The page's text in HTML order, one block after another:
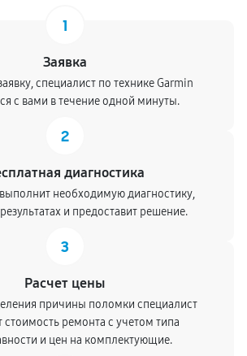
1
Заявка
специалист по технике Garmin
с вами в течение одной минуты.
2
диагностика
необходимую диагностику,
и предоставит решение.
3
Расчет цены
причины поломки специалист
ремонта с учетом типа
и цен на комплектующие.